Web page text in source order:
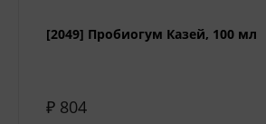
[2049] Пробиогум Казей, 100 мл
₽ 804